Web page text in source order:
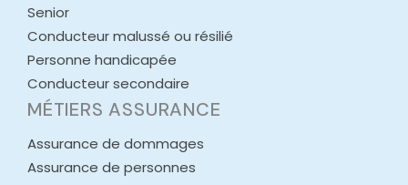
Senior
Conducteur malussé ou résilié
Personne handicapée
Conducteur secondaire
MÉTIERS ASSURANCE
Assurance de dommages
Assurance de personnes